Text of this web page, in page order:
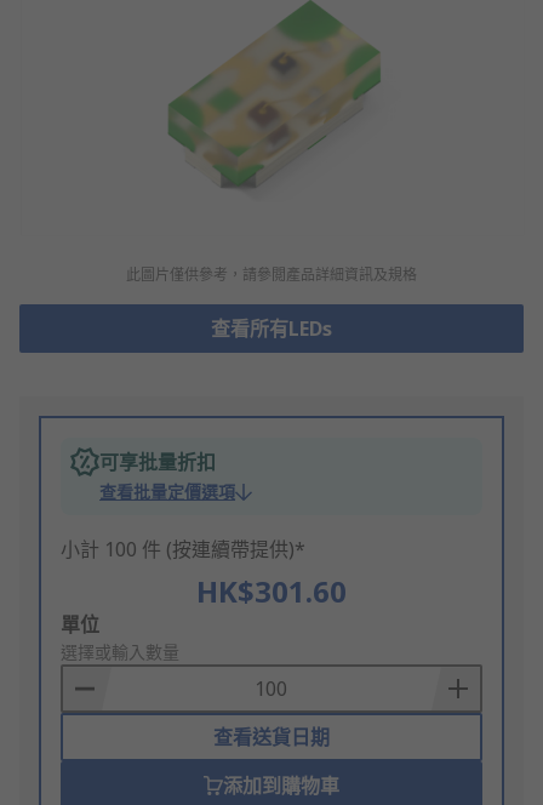
此圖片僅供參考，請參閲產品詳細資訊及規格
查看所有LEDs
可享批量折扣
查看批量定價選項
小計 100 件 (按連續帶提供)*
HK$301.60
Add
to
Basket
單位
選擇或輸入數量
查看送貨日期
添加到購物車